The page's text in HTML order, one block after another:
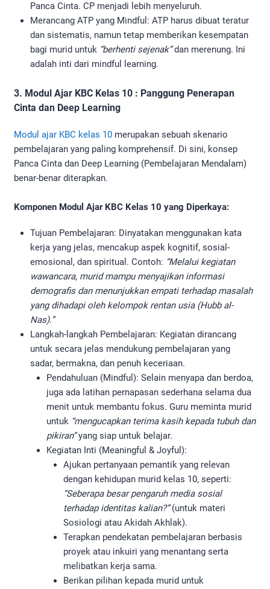
Panca Cinta. CP menjadi lebih menyeluruh.
Merancang ATP yang Mindful: ATP harus dibuat teratur
dan sistematis, namun tetap memberikan kesempatan
bagi murid untuk “berhenti sejenak”dan merenung. Ini
adalah inti dari mindful learning.
3. Modul Ajar KBC Kelas 10 : Panggung Penerapan
Cinta dan Deep Learning
Modul ajar KBC kelas 10 merupakan sebuah skenario
pembelajaran yang paling komprehensif. Di sini, konsep
Panca Cinta dan Deep Learning (Pembelajaran Mendalam)
benar-benar diterapkan.
Komponen Modul Ajar KBC Kelas 10 yang Diperkaya:
Tujuan Pembelajaran: Dinyatakan menggunakan kata
kerja yang jelas, mencakup aspek kognitif, sosial-
emosional, dan spiritual. Contoh: “Melalui kegiatan
wawancara, murid mampu menyajikan informasi
demografis dan menunjukkan empati terhadap masalah
yang dihadapi oleh kelompok rentan usia (Hubb al-
Nas).”
Langkah-langkah Pembelajaran: Kegiatan dirancang
untuk secara jelas mendukung pembelajaran yang
sadar, bermakna, dan penuh keceriaan.
Pendahuluan (Mindful): Selain menyapa dan berdoa,
juga ada latihan pernapasan sederhana selama dua
menit untuk membantu fokus. Guru meminta murid
untuk “mengucapkan terima kasih kepada tubuh dan
pikiran”yang siap untuk belajar.
Kegiatan Inti (Meaningful & Joyful):
Ajukan pertanyaan pemantik yang relevan
dengan kehidupan murid kelas 10, seperti:
“Seberapa besar pengaruh media sosial
terhadap identitas kalian?”(untuk materi
Sosiologi atau Akidah Akhlak).
Terapkan pendekatan pembelajaran berbasis
proyek atau inkuiri yang menantang serta
melibatkan kerja sama.
Berikan pilihan kepada murid untuk